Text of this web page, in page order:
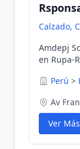
Calzado,
Amdepj
en Rupa-
Perú >
Av
Ver Más